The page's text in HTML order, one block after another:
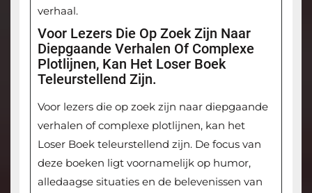
verhaal.
Voor Lezers Die Op Zoek Zijn Naar
Diepgaande Verhalen Of Complexe
Plotlijnen, Kan Het Loser Boek
Teleurstellend Zijn.
Voor lezers die op zoek zijn naar diepgaande
verhalen of complexe plotlijnen, kan het
Loser Boek teleurstellend zijn. De focus van
deze boeken ligt voornamelijk op humor,
alledaagse situaties en de belevenissen van